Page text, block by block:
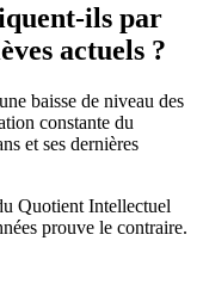
ils par
actuels ?
Quotient Intellectuel
prouve le contraire.